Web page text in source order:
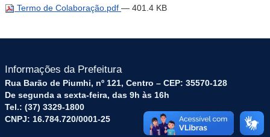
Termo de Colaboração.pdf — 401.4 KB
Informações da Prefeitura
Rua Barão de Piumhi, nº 121, Centro – CEP: 35570-128
De segunda a sexta-feira, das 9h às 16h
Tel.: (37) 3329-1800
CNPJ: 16.784.720/0001-25